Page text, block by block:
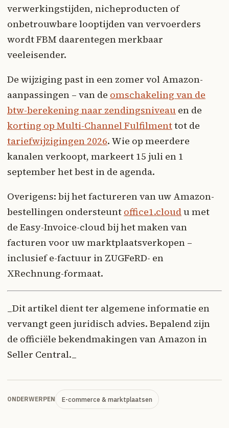
verwerkingstijden, nicheproducten of
onbetrouwbare looptijden van vervoerders
wordt FBM daarentegen merkbaar
veeleisender.
De wijziging past in een zomer vol Amazon-
aanpassingen – van de omschakeling van de
btw-berekening naar zendingsniveau en de
korting op Multi-Channel Fulfilmenttot de
tariefwijzigingen 2026. Wie op meerdere
kanalen verkoopt, markeert 15 juli en 1
september het best in de agenda.
Overigens: bij het factureren van uw Amazon-
bestellingen ondersteunt office1.cloudu met
de Easy-Invoice-cloud bij het maken van
facturen voor uw marktplaatsverkopen –
inclusief e-factuur in ZUGFeRD- en
XRechnung-formaat.
_Dit artikel dient ter algemene informatie en
vervangt geen juridisch advies. Bepalend zijn
de officiële bekendmakingen van Amazon in
Seller Central._
ONDERWERPEN E-commerce & marktplaatsen